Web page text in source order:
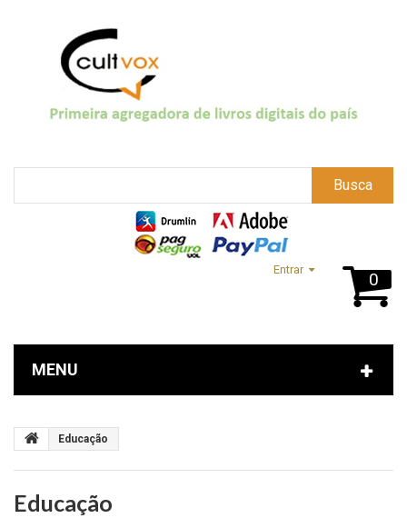
Busca
0
Entrar
MENU
Educação
Educação